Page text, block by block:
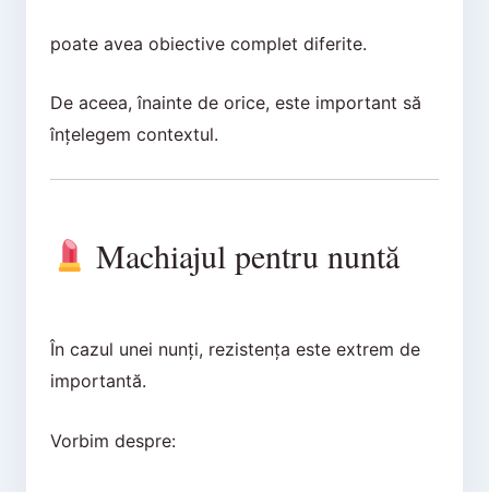
poate avea obiective complet diferite.
De aceea, înainte de orice, este important să
înțelegem contextul.
Machiajul pentru nuntă
În cazul unei nunți, rezistența este extrem de
importantă.
Vorbim despre: